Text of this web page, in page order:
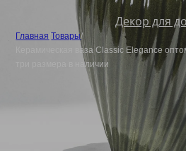
Декор для
Главная /Товары/
Керамическая ваза Classic Elegance
три размера в наличии